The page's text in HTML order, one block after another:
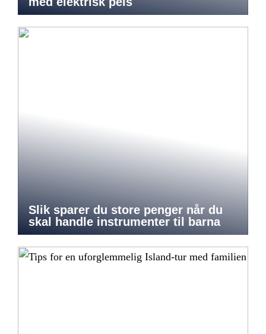
Slik sparer du store penger når du
skal handle instrumenter til barna